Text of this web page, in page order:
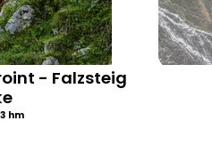
- Falzsteig
hm